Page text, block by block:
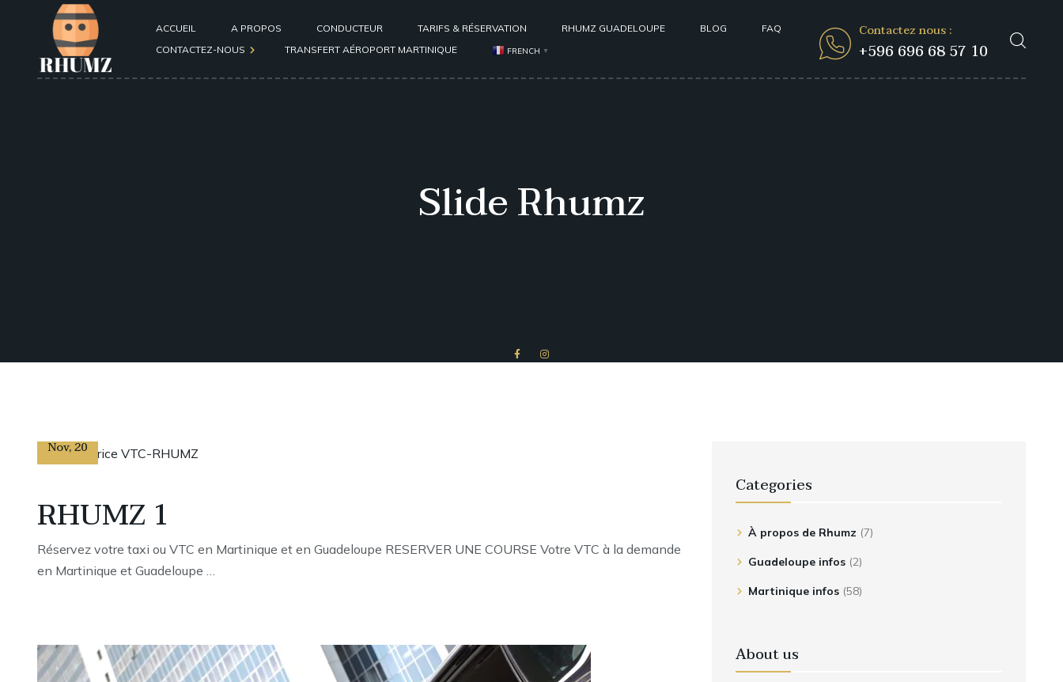
ACCUEIL A PROPOS CONDUCTEUR TARIFS & RÉSERVATION RHUMZ GUADELOUPE BLOG
FAQ
CONTACTEZ-NOUS
TRANSFERT AÉROPORT MARTINIQUE FRENCH ▼
Contactez nous :
+596 696 68 57 10
Slide Rhumz
Nov,20
RHUMZ 1
Réservez votre taxi ou VTC en Martinique et en Guadeloupe RESERVER UNE COURSE Votre VTC à la demande
en Martinique et Guadeloupe …
Categories
À propos de Rhumz (7)
Guadeloupe infos (2)
Martinique infos (58)
About us